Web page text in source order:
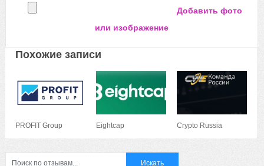
Добавить фото
или изображение
Похожие записи
PROFIT Group Eightcap Crypto Russia